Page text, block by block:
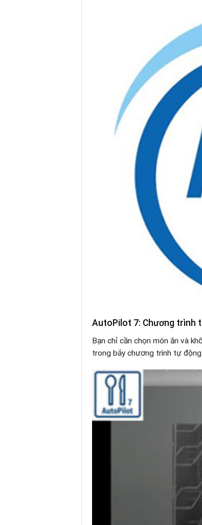
AutoPilot 7: Chương trình
Bạn chỉ cần chọn món ăn và
trong bảy chương trình tự